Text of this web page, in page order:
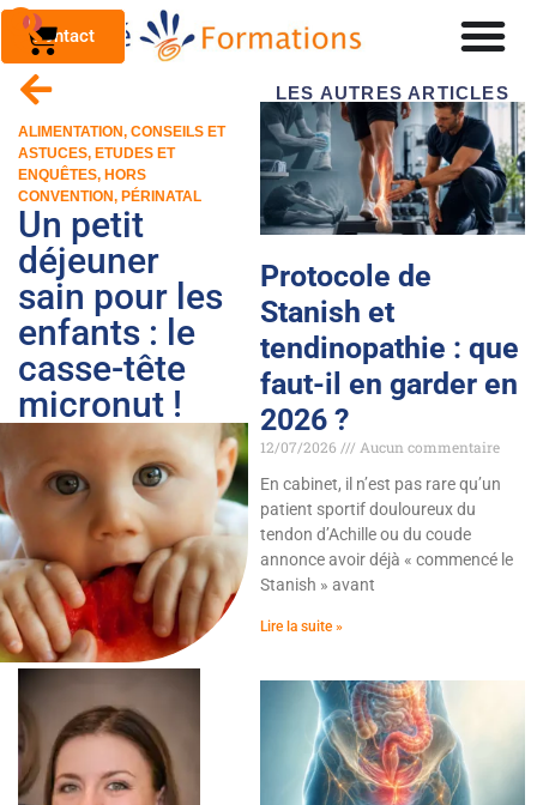
Contact
0
ALIMENTATION, CONSEILS ET
ASTUCES, ETUDES ET
ENQUÊTES, HORS
CONVENTION, PÉRINATAL
Un petit
déjeuner
sain pour les
enfants : le
casse-tête
micronut !
LES AUTRES ARTICLES
Protocole de
Stanish et
tendinopathie : que
faut-il en garder en
2026 ?
12/07/2026
Aucun commentaire
En cabinet, il n’est pas rare qu’un
patient sportif douloureux du
tendon d’Achille ou du coude
annonce avoir déjà « commencé le
Stanish » avant
Lire la suite »